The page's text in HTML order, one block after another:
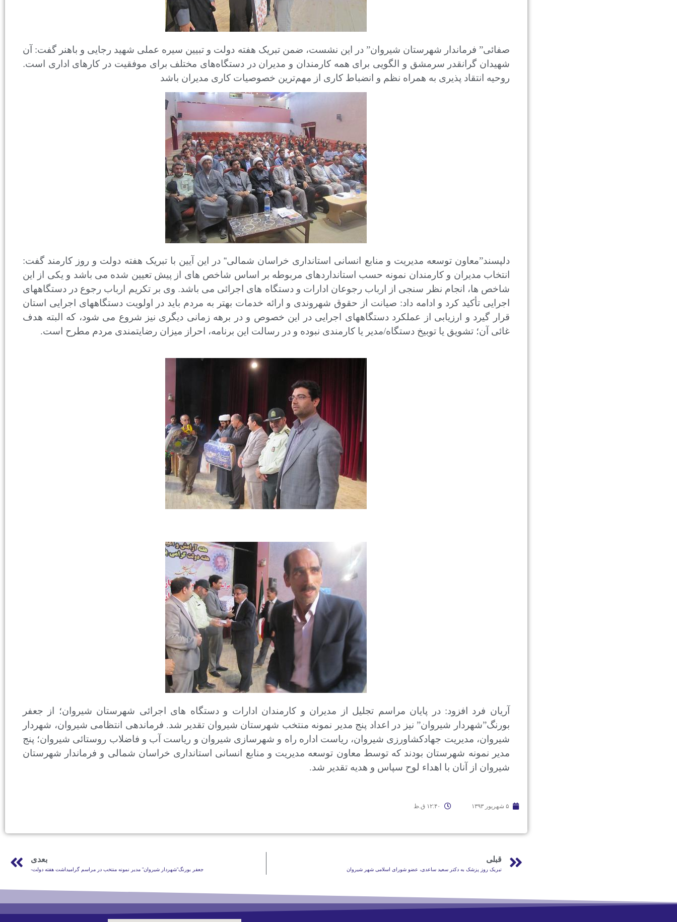
صفائی” فرماندار شهرستان شیروان” در این نشست، ضمن تبریک هفته دولت و تبیین سیره عملی شهید رجایی و باهنر گفت: آن
شهیدان گرانقدر سرمشق و الگویی برای همه کارمندان و مدیران در دستگاه‌های مختلف برای موفقیت در کارهای اداری است.
روحیه انتقاد پذیری به همراه نظم و انضباط کاری از مهم‌ترین خصوصیات کاری مدیران باشد
دلپسند”معاون توسعه مدیریت و منابع انسانی استانداری خراسان شمالی“در این آیین با تبریک هفته دولت و روز کارمند گفت:
انتخاب مدیران و کارمندان نمونه حسب استانداردهای مربوطه بر اساس شاخص های از پیش تعیین شده می باشد و یکی از این
شاخص ها، انجام نظر سنجی از ارباب رجوعان ادارات و دستگاه های اجرائی می باشد. وی بر تکریم ارباب رجوع در دستگاههای
اجرایی تأکید کرد و ادامه داد: صیانت از حقوق شهروندی و ارائه خدمات بهتر به مردم باید در اولویت دستگاههای اجرایی استان
قرار گیرد و ارزیابی از عملکرد دستگاههای اجرایی در این خصوص و در برهه زمانی دیگری نیز شروع می شود، که البته هدف
غائی آن؛ تشویق یا توبیخ دستگاه/مدیر یا کارمندی نبوده و در رسالت این برنامه، احراز میزان رضایتمندی مردم مطرح است.
آریان فرد افزود: در پایان مراسم تجلیل از مدیران و کارمندان ادارات و دستگاه های اجرائی شهرستان شیروان؛ از جعفر
بورنگ”شهردار شیروان” نیز در اعداد پنج مدیر نمونه منتخب شهرستان شیروان تقدیر شد. فرماندهی انتظامی شیروان، شهردار
شیروان، مدیریت جهادکشاورزی شیروان، ریاست اداره راه و شهرسازی شیروان و ریاست آب و فاضلاب روستائی شیروان؛ پنج
مدیر نمونه شهرستان بودند که توسط معاون توسعه مدیریت و منابع انسانی استانداری خراسان شمالی و فرماندار شهرستان
شیروان از آنان با اهداء لوح سپاس و هدیه تقدیر شد.
۵ شهریور ۱۳۹۳ ۱۲:۴۰ ق.ظ
قبلی
تبریک روز پزشک به دکتر سعید ساعدی، عضو شورای اسلامی شهر شیروان
بعدی
جعفر بورنگ”شهردار شیروان” مدیر نمونه منتخب در مراسم گرامیداشت هفته دولت-